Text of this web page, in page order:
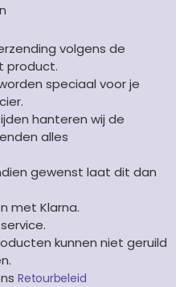
volgens de
product.
speciaal voor je
hanteren wij de
alles
gewenst laat dit dan
met Klarna.
kunnen niet geruild
Retourbeleid